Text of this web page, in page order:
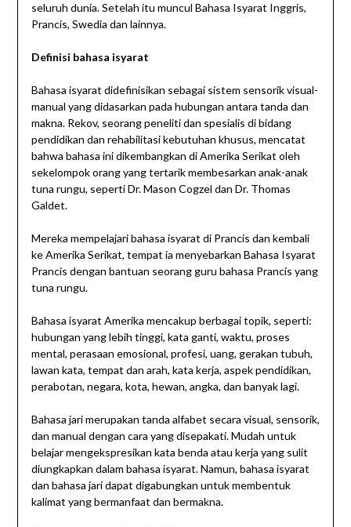
seluruh dunia. Setelah itu muncul Bahasa Isyarat Inggris,
Prancis, Swedia dan lainnya.
Definisi bahasa isyarat
Bahasa isyarat didefinisikan sebagai sistem sensorik visual-
manual yang didasarkan pada hubungan antara tanda dan
makna. Rekov, seorang peneliti dan spesialis di bidang
pendidikan dan rehabilitasi kebutuhan khusus, mencatat
bahwa bahasa ini dikembangkan di Amerika Serikat oleh
sekelompok orang yang tertarik membesarkan anak-anak
tuna rungu, seperti Dr. Mason Cogzel dan Dr. Thomas
Galdet.
Mereka mempelajari bahasa isyarat di Prancis dan kembali
ke Amerika Serikat, tempat ia menyebarkan Bahasa Isyarat
Prancis dengan bantuan seorang guru bahasa Prancis yang
tuna rungu.
Bahasa isyarat Amerika mencakup berbagai topik, seperti:
hubungan yang lebih tinggi, kata ganti, waktu, proses
mental, perasaan emosional, profesi, uang, gerakan tubuh,
lawan kata, tempat dan arah, kata kerja, aspek pendidikan,
perabotan, negara, kota, hewan, angka, dan banyak lagi.
Bahasa jari merupakan tanda alfabet secara visual, sensorik,
dan manual dengan cara yang disepakati. Mudah untuk
belajar mengekspresikan kata benda atau kerja yang sulit
diungkapkan dalam bahasa isyarat. Namun, bahasa isyarat
dan bahasa jari dapat digabungkan untuk membentuk
kalimat yang bermanfaat dan bermakna.